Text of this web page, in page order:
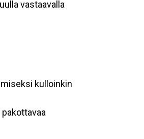
vastaavalla
kulloinkin